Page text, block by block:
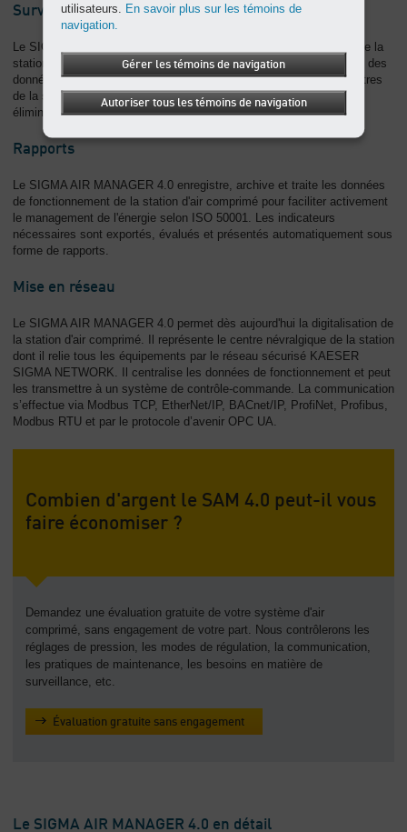
Surveillance
Le SIGMA AIR MANAGER 4.0 permet une surveillance complète de la
station d'air comprimé par la collecte, l’archivage et la visualisation des
données de fonctionnement. Grâce à ce suivi complet des paramètres
de la station, les défauts peuvent être détectés très rapidement et
éliminés immédiatement.
Rapports
Le SIGMA AIR MANAGER 4.0 enregistre, archive et traite les données
de fonctionnement de la station d'air comprimé pour faciliter activement
le management de l'énergie selon ISO 50001. Les indicateurs
nécessaires sont exportés, évalués et présentés automatiquement sous
forme de rapports.
Mise en réseau
Le SIGMA AIR MANAGER 4.0 permet dès aujourd'hui la digitalisation de
la station d'air comprimé. Il représente le centre névralgique de la station
dont il relie tous les équipements par le réseau sécurisé KAESER
SIGMA NETWORK. Il centralise les données de fonctionnement et peut
les transmettre à un système de contrôle-commande. La communication
s’effectue via Modbus TCP, EtherNet/IP, BACnet/IP, ProfiNet, Profibus,
Modbus RTU et par le protocole d’avenir OPC UA.
Combien d'argent le SAM 4.0 peut-il vous
faire économiser ?
Demandez une évaluation gratuite de votre système d'air
comprimé, sans engagement de votre part. Nous contrôlerons les
réglages de pression, les modes de régulation, la communication,
les pratiques de maintenance, les besoins en matière de
surveillance, etc.
Évaluation gratuite sans engagement
Le SIGMA AIR MANAGER 4.0 en détail
utilisateurs. En savoir plus sur les témoins de
navigation.
Gérer les témoins de navigation
Autoriser tous les témoins de navigation